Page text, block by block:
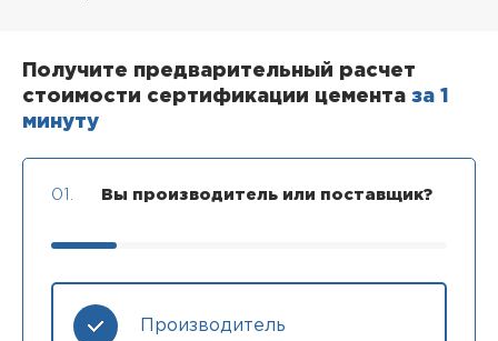
Получите предварительный расчет
стоимости сертификации цемента за 1
минуту
01. Вы производитель или поставщик?
Производитель